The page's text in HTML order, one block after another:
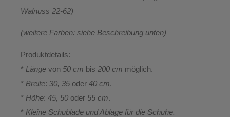
Walnuss 22-62)
(weitere Farben: siehe Beschreibung unten)
Produktdetails:
* Länge von 50 cm bis 200 cm möglich.
* Breite: 30, 35 oder 40 cm.
* Höhe: 45, 50 oder 55 cm.
* Kleine Schublade und Ablage für die Schuhe.